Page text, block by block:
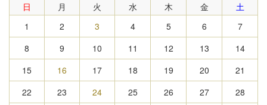
日 月 火 水 木 金
土
1
2 3 4 5 6
7
8
9 10 11 12 13
14
15
16 17 18 19 20
21
22
23 24 25 26 27
28